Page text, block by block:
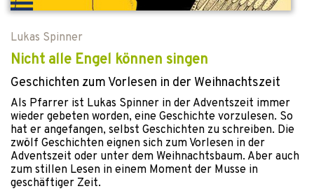
Lukas Spinner
Nicht alle Engel können singen
Geschichten zum Vorlesen in der Weihnachtszeit
Als Pfarrer ist Lukas Spinner in der Adventszeit immer
wieder gebeten worden, eine Geschichte vorzulesen. So
hat er angefangen, selbst Geschichten zu schreiben. Die
zwölf Geschichten eignen sich zum Vorlesen in der
Adventszeit oder unter dem Weihnachtsbaum. Aber auch
zum stillen Lesen in einem Moment der Musse in
geschäftiger Zeit.